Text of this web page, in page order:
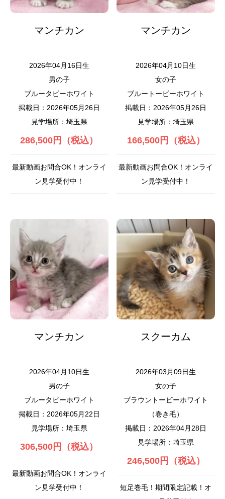
マンチカン
2026年04月16日生
男の子
ブルータビーホワイト
掲載日：2026年05月26日
見学場所：埼玉県
286,500円（税込）
最新動画お問合OK！オンライ
ン見学受付中！
マンチカン
2026年04月10日生
女の子
ブルートービーホワイト
掲載日：2026年05月26日
見学場所：埼玉県
166,500円（税込）
最新動画お問合OK！オンライ
ン見学受付中！
マンチカン
2026年04月10日生
男の子
ブルータビーホワイト
掲載日：2026年05月22日
見学場所：埼玉県
306,500円（税込）
最新動画お問合OK！オンライ
ン見学受付中！
スクーカム
2026年03月09日生
女の子
ブラウントービーホワイト
（巻き毛）
掲載日：2026年04月28日
見学場所：埼玉県
246,500円（税込）
短足巻毛！期間限定記載！オ